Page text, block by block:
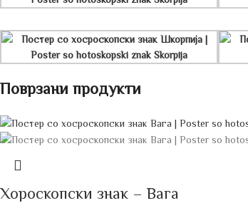
Поврзани продукти
Хороскопски знак – Вага